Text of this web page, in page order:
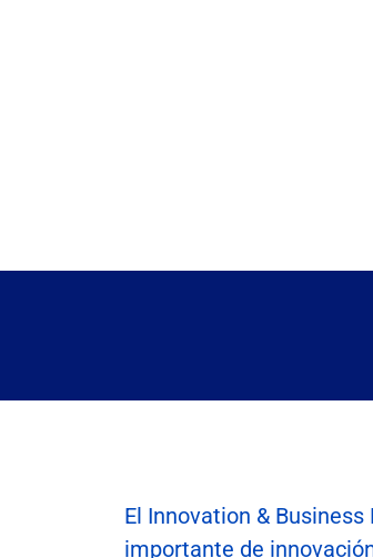
El Innovation &
importante de